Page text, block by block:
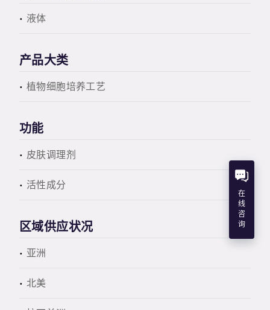
液体
产品大类
植物细胞培养工艺
功能
皮肤调理剂
活性成分
区域供应状况
亚洲
北美
在
线
咨
询